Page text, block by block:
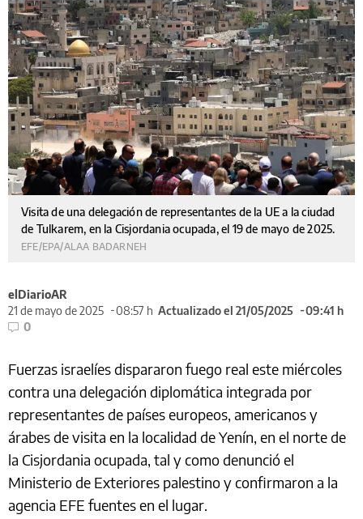
Visita de una delegación de representantes de la UE a la ciudad
de Tulkarem, en la Cisjordania ocupada, el 19 de mayo de 2025.
EFE/EPA/ALAA BADARNEH
elDiarioAR
21 de mayo de 2025
08:57 h Actualizado el 21/05/2025
09:41 h
0
Fuerzas israelíes dispararon fuego real este miércoles
contra una delegación diplomática integrada por
representantes de países europeos, americanos y
árabes de visita en la localidad de Yenín, en el norte de
la Cisjordania ocupada, tal y como denunció el
Ministerio de Exteriores palestino y confirmaron a la
agencia EFE fuentes en el lugar.